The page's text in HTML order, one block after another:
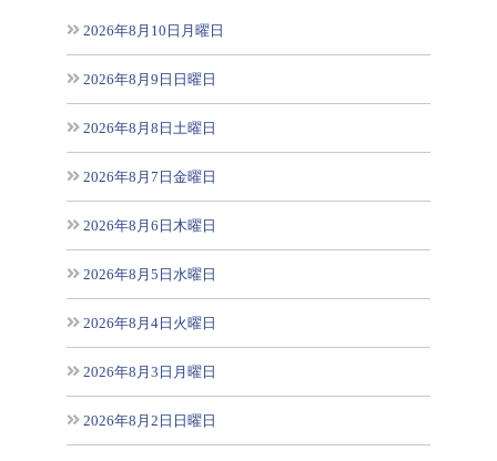
2026年8月10日月曜日
2026年8月9日日曜日
2026年8月8日土曜日
2026年8月7日金曜日
2026年8月6日木曜日
2026年8月5日水曜日
2026年8月4日火曜日
2026年8月3日月曜日
2026年8月2日日曜日